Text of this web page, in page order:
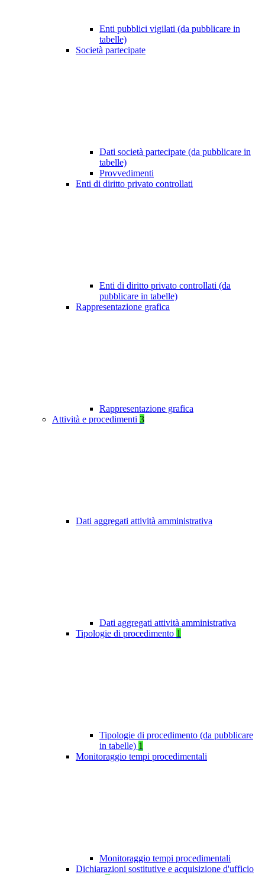
Enti pubblici vigilati (da pubblicare in
tabelle)
Società partecipate
Dati società partecipate (da pubblicare in
tabelle)
Provvedimenti
Enti di diritto privato controllati
Enti di diritto privato controllati (da
pubblicare in tabelle)
Rappresentazione grafica
Rappresentazione grafica
Attività e procedimenti 3
Dati aggregati attività amministrativa
Dati aggregati attività amministrativa
Tipologie di procedimento 1
Tipologie di procedimento (da pubblicare
in tabelle) 1
Monitoraggio tempi procedimentali
Monitoraggio tempi procedimentali
Dichiarazioni sostitutive e acquisizione d'ufficio